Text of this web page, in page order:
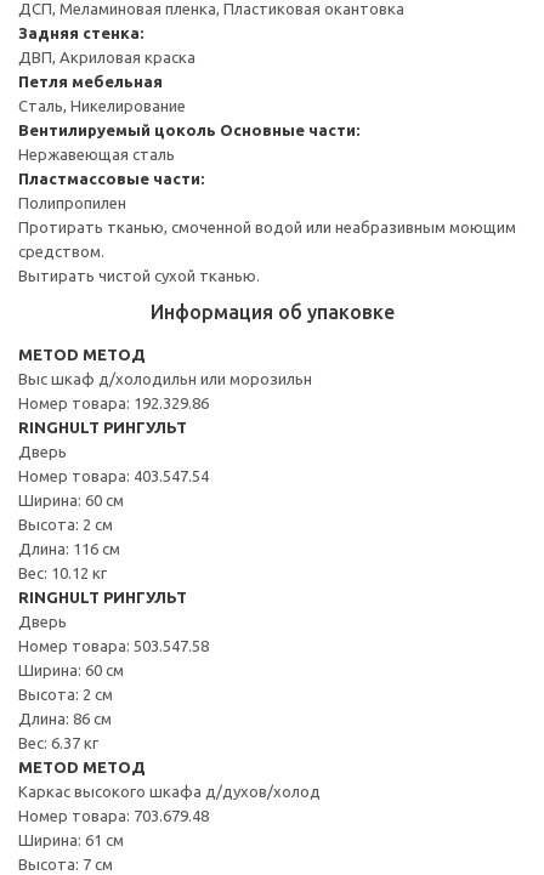
ДСП, Меламиновая пленка, Пластиковая окантовка
Задняя стенка:
ДВП, Акриловая краска
Петля мебельная
Сталь, Никелирование
Вентилируемый цоколь Основные части:
Нержавеющая сталь
Пластмассовые части:
Полипропилен
Протирать тканью, смоченной водой или неабразивным моющим
средством.
Вытирать чистой сухой тканью.
Информация об упаковке
METOD МЕТОД
Выс шкаф д/холодильн или морозильн
Номер товара: 192.329.86
RINGHULT РИНГУЛЬТ
Дверь
Номер товара: 403.547.54
Ширина: 60 см
Высота: 2 см
Длина: 116 см
Вес: 10.12 кг
RINGHULT РИНГУЛЬТ
Дверь
Номер товара: 503.547.58
Ширина: 60 см
Высота: 2 см
Длина: 86 см
Вес: 6.37 кг
METOD МЕТОД
Каркас высокого шкафа д/духов/холод
Номер товара: 703.679.48
Ширина: 61 см
Высота: 7 см